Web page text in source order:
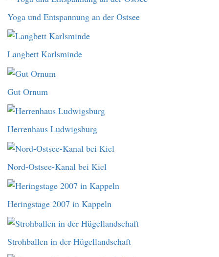
Yoga und Entspannung an der Ostsee
Langbett Karlsminde
Gut Ornum
Herrenhaus Ludwigsburg
Nord-Ostsee-Kanal bei Kiel
Heringstage 2007 in Kappeln
Strohballen in der Hügellandschaft